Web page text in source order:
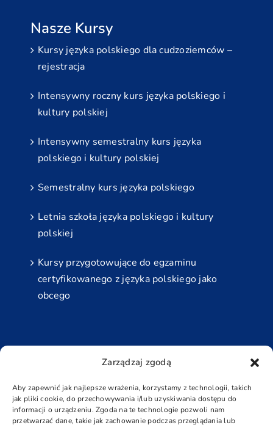
Zarządzaj zgodą
Aby zapewnić jak najlepsze wrażenia, korzystamy z technologii, takich
jak pliki cookie, do przechowywania i/lub uzyskiwania dostępu do
informacji o urządzeniu. Zgoda na te technologie pozwoli nam
przetwarzać dane, takie jak zachowanie podczas przeglądania lub
Nasze Kursy
Kursy języka polskiego dla cudzoziemców –
rejestracja
Intensywny roczny kurs języka polskiego i
kultury polskiej
Intensywny semestralny kurs języka
polskiego i kultury polskiej
Semestralny kurs języka polskiego
Letnia szkoła języka polskiego i kultury
polskiej
Kursy przygotowujące do egzaminu
certyfikowanego z języka polskiego jako
obcego
Najbliższe Egzaminy
Grudzień
5 grudnia - 6 grudnia